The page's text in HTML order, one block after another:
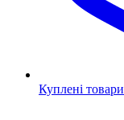
Куплені товари